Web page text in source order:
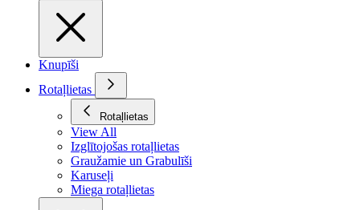
Knupīši
Rotaļlietas
Rotaļlietas
View All
Izglītojošas rotaļlietas
Graužamie un Grabulīši
Karuseļi
Miega rotaļlietas